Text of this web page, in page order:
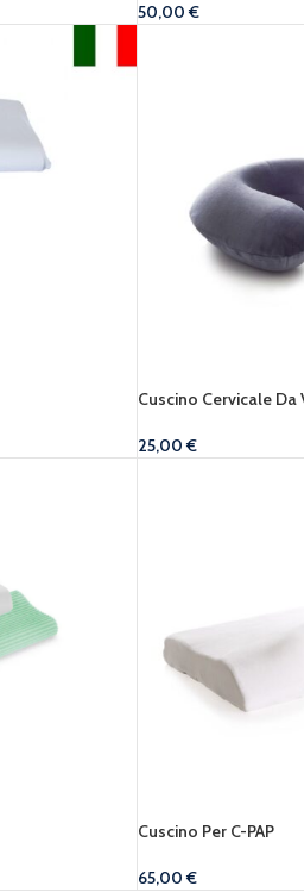
50,00€
Cuscino Cervicale Da
25,00€
Cuscino Per C-PAP
65,00€